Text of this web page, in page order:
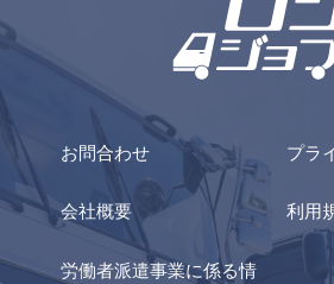
会社概要
プラ
利用
労働者派遣事業に係る情
お問合わせ